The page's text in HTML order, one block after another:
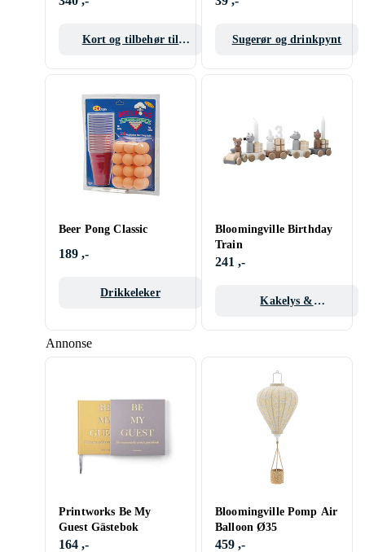
Annonse
Kort og tilbehør til
Sugerør og drinkpynt
Beer Pong Classic
189 ,-
Drikkeleker
Bloomingville Birthday
Train
241 ,-
Kakelys &
Printworks Be My
Guest Gästebok
164 ,-
Bloomingville Pomp Air
Balloon Ø35
459 ,-